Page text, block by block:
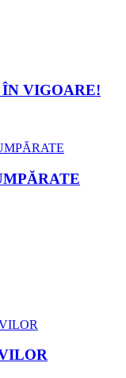
VIGOARE!